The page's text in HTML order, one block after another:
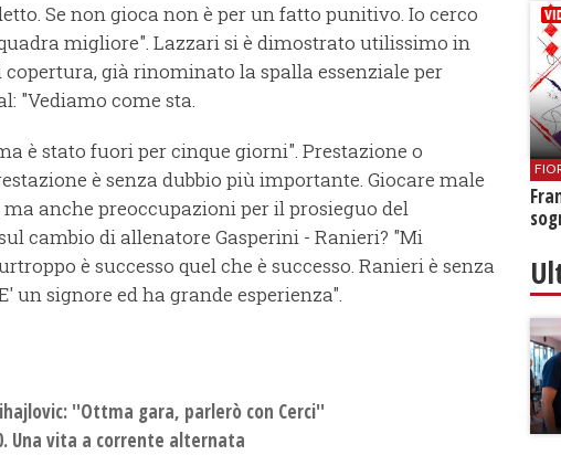
Se non gioca non è per un fatto punitivo. Io cerco
migliore". Lazzari si è dimostrato utilissimo in
già rinominato la spalla essenziale per
"Vediamo come sta.
è stato fuori per cinque giorni". Prestazione o
è senza dubbio più importante. Giocare male
anche preoccupazioni per il prosieguo del
cambio di allenatore Gasperini - Ranieri? "Mi
è successo quel che è successo. Ranieri è senza
un signore ed ha grande esperienza".
''Ottma gara, parlerò con Cerci''
Una vita a corrente alternata